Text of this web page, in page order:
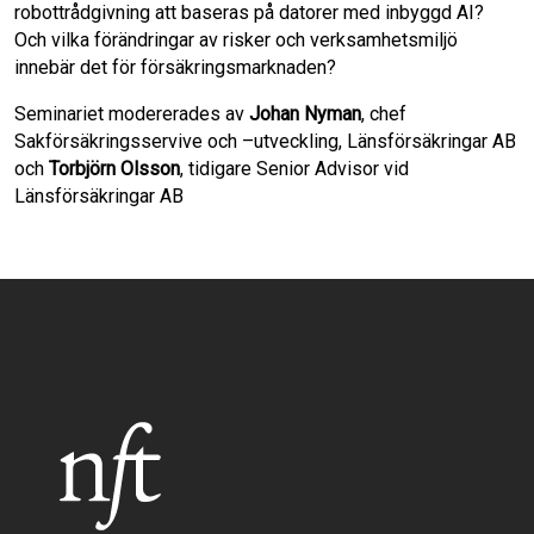
robottrådgivning att baseras på datorer med inbyggd AI?
Och vilka förändringar av risker och verksamhetsmiljö
innebär det för försäkringsmarknaden?
Seminariet modererades av Johan Nyman, chef
Sakförsäkringsservive och –utveckling, Länsförsäkringar AB
och Torbjörn Olsson, tidigare Senior Advisor vid
Länsförsäkringar AB